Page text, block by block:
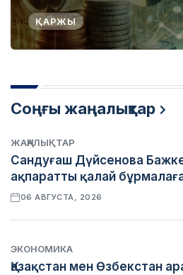
ҚАРЖЫ
Соңғы жаңалықтар
ЖАҢАЛЫҚТАР
Сандуғаш Дүйсенова
ақпаратты қалай
06 АВГУСТА, 2026
ЭКОНОМИКА
Қазақстан мен Өзбекстан